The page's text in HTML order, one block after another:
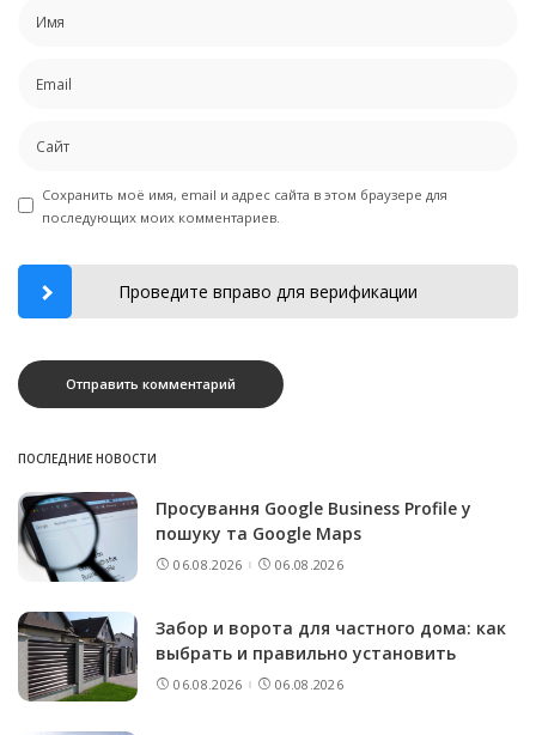
Сохранить моё имя, email и адрес сайта в этом браузере для
последующих моих комментариев.
Проведите вправо для верификации
ПОСЛЕДНИЕ НОВОСТИ
Просування Google Business Profile у
пошуку та Google Maps
06.08.2026 06.08.2026
Забор и ворота для частного дома: как
выбрать и правильно установить
06.08.2026 06.08.2026